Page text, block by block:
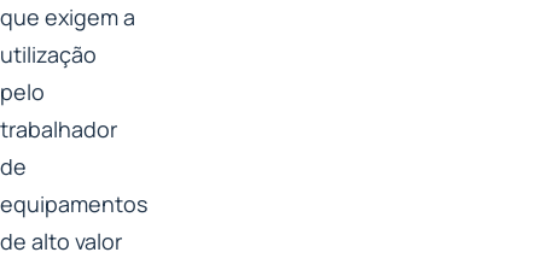
que exigem a
utilização
pelo
trabalhador
de
equipamentos
de alto valor